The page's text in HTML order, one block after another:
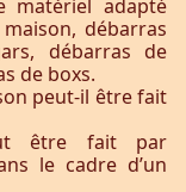
matèriel adapté
débarras
débarras de
de boxs.
peut-il être fait
être fait par
le cadre d’un